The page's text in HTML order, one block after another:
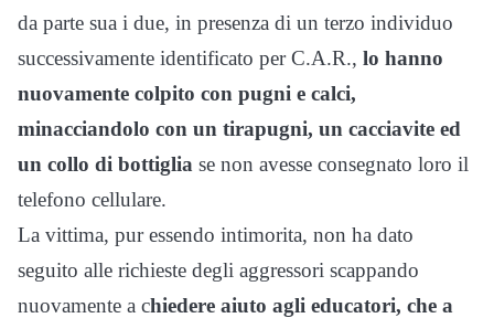
da parte sua i due, in presenza di un terzo individuo
successivamente identificato per C.A.R., lo hanno
nuovamente colpito con pugni e calci,
minacciandolo con un tirapugni, un cacciavite ed
un collo di bottiglia se non avesse consegnato loro il
telefono cellulare.
La vittima, pur essendo intimorita, non ha dato
seguito alle richieste degli aggressori scappando
nuovamente a chiedere aiuto agli educatori, che a